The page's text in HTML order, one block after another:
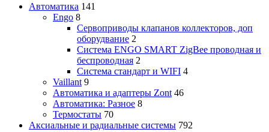
Автоматика 141
Engo 8
Сервоприводы клапанов коллекторов, доп
оборудвание 2
Система ENGO SMART ZigBee проводная и
беспроводная 2
Система стандарт и WIFI 4
Vaillant 9
Автоматика и адаптеры Zont 46
Автоматика: Разное 8
Термостаты 70
Аксиальные и радиальные системы 792